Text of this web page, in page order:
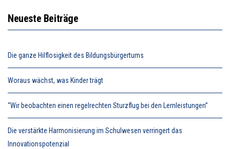
Neueste Beiträge
Die ganze Hilflosigkeit des Bildungsbürgertums
Woraus wächst, was Kinder trägt
“Wir beobachten einen regelrechten Sturzflug bei den Lernleistungen”
Die verstärkte Harmonisierung im Schulwesen verringert das
Innovationspotenzial